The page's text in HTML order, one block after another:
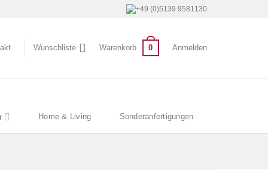
+49 (0)5139 9581130
Wunschliste Warenkorb 0 Anmelden
Home & Living Sonderanfertigungen